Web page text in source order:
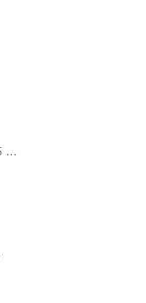
БАД к пище Пилюли «Ху Ган», 15 пилюль по 3 г